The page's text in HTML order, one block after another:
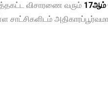
விசாரணை வரும் 17ஆம்
சாட்சிகளிடம்